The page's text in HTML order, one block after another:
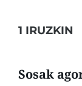
1 IRUZKIN
Sosak